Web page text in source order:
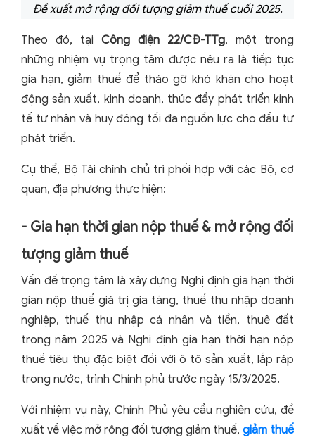
Đề xuất mở rộng đối tượng giảm thuế cuối 2025.
Theo đó, tại Công điện 22/CĐ-TTg, một trong
những nhiệm vụ trọng tâm được nêu ra là tiếp tục
gia hạn, giảm thuế để tháo gỡ khó khăn cho hoạt
động sản xuất, kinh doanh, thúc đẩy phát triển kinh
tế tư nhân và huy động tối đa nguồn lực cho đầu tư
phát triển.
Cụ thể, Bộ Tài chính chủ trì phối hợp với các Bộ, cơ
quan, địa phương thực hiện:
- Gia hạn thời gian nộp thuế & mở rộng đối
tượng giảm thuế
Vấn đề trọng tâm là xây dựng Nghị định gia hạn thời
gian nộp thuế giá trị gia tăng, thuế thu nhập doanh
nghiệp, thuế thu nhập cá nhân và tiền, thuê đất
trong năm 2025 và Nghị định gia hạn thời hạn nộp
thuế tiêu thụ đặc biệt đối với ô tô sản xuất, lắp ráp
trong nước, trình Chính phủ trước ngày 15/3/2025.
Với nhiệm vụ này, Chính Phủ yêu cầu nghiên cứu, đề
xuất về việc mở rộng đối tượng giảm thuế, giảm thuế